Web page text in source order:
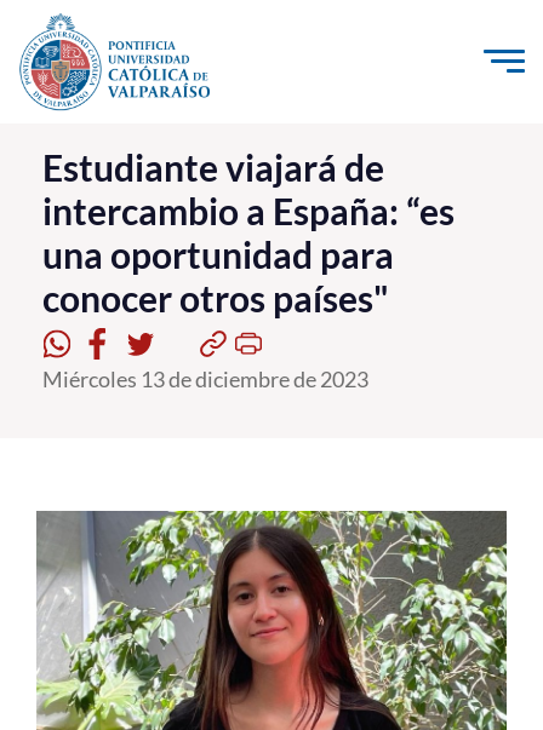
Click acá para ir directamente al contenido
La Universidad
Investigación, Creación e Innovación
PUCV Internacional
Vinculación con el Medio
Admisión
Formación Continua
Estudiantes
Académicos
Funcionarios
Estudiante viajará de
intercambio a España: “es
una oportunidad para
conocer otros países"
Miércoles 13 de diciembre de 2023